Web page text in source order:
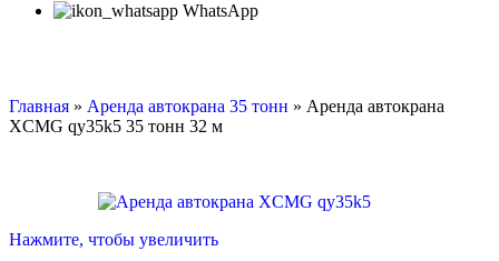
WhatsApp
Главная » Аренда автокрана 35 тонн » Аренда автокрана
XCMG qy35k5 35 тонн 32 м
Нажмите, чтобы увеличить